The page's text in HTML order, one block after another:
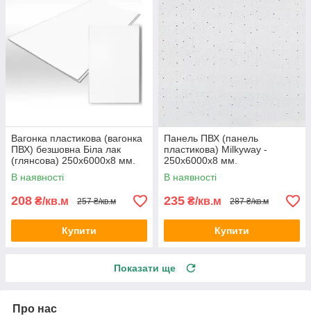
Вагонка пластикова (вагонка
ПВХ) безшовна Біла лак
(глянсова) 250х6000х8 мм.
В наявності
208 ₴/кв.м 257 ₴/кв.м
Купити
Панель ПВХ (панель
пластикова) Milkyway -
250х6000х8 мм.
В наявності
235 ₴/кв.м 287 ₴/кв.м
Купити
Показати ще
Про нас